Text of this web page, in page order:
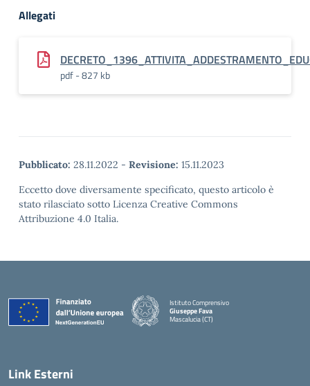
Allegati
pdf - 827 kb
Pubblicato: 28.11.2022 - Revisione: 15.11.2023
Eccetto dove diversamente specificato, questo articolo è
stato rilasciato sotto Licenza Creative Commons
Attribuzione 4.0 Italia.
Istituto Comprensivo
Giuseppe Fava
Mascalucia (CT)
Link Esterni